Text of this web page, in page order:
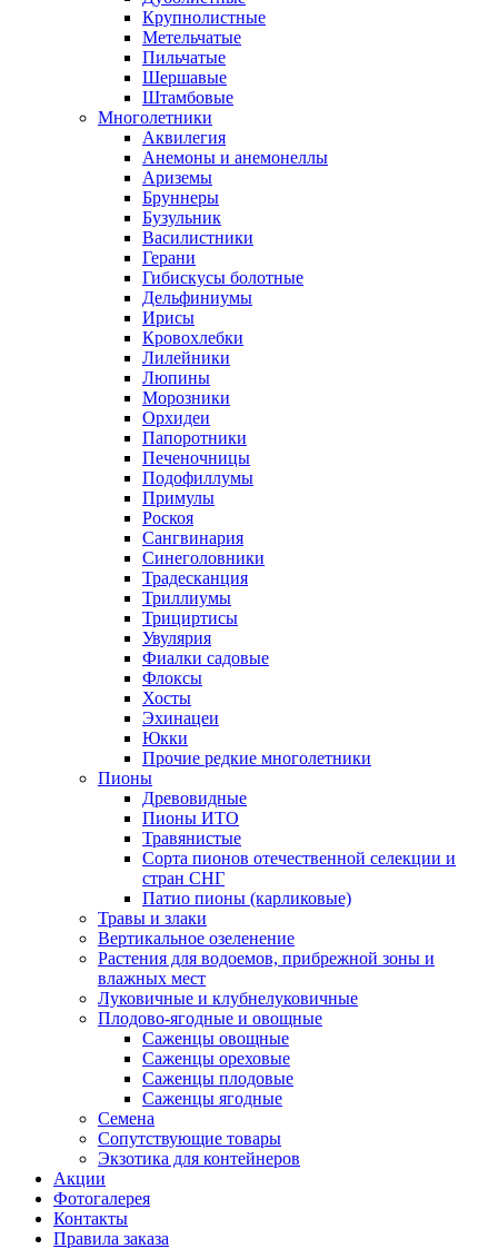
Крупнолистные
Метельчатые
Пильчатые
Шершавые
Штамбовые
Многолетники
Аквилегия
Анемоны и анемонеллы
Ариземы
Бруннеры
Бузульник
Василистники
Герани
Гибискусы болотные
Дельфиниумы
Ирисы
Кровохлебки
Лилейники
Люпины
Морозники
Орхидеи
Папоротники
Печеночницы
Подофиллумы
Примулы
Роскоя
Сангвинария
Синеголовники
Традесканция
Триллиумы
Трициртисы
Увулярия
Фиалки садовые
Флоксы
Хосты
Эхинацеи
Юкки
Прочие редкие многолетники
Пионы
Древовидные
Пионы ИТО
Травянистые
Сорта пионов отечественной селекции и
стран СНГ
Патио пионы (карликовые)
Травы и злаки
Вертикальное озеленение
Растения для водоемов, прибрежной зоны и
влажных мест
Луковичные и клубнелуковичные
Плодово-ягодные и овощные
Саженцы овощные
Саженцы ореховые
Саженцы плодовые
Саженцы ягодные
Семена
Сопутствующие товары
Экзотика для контейнеров
Акции
Фотогалерея
Контакты
Правила заказа